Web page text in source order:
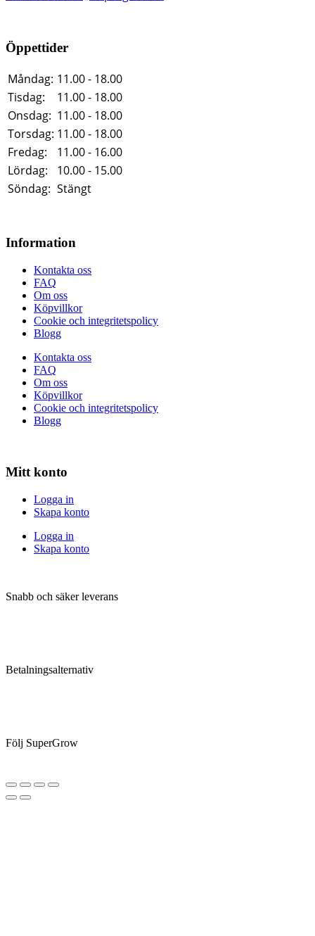
Öppettider
Måndag: 11.00 - 18.00
Tisdag:
11.00 - 18.00
Onsdag: 11.00 - 18.00
Torsdag: 11.00 - 18.00
Fredag:
11.00 - 16.00
Lördag:
10.00 - 15.00
Söndag: Stängt
Information
Kontakta oss
FAQ
Om oss
Köpvillkor
Cookie och integritetspolicy
Blogg
Kontakta oss
FAQ
Om oss
Köpvillkor
Cookie och integritetspolicy
Blogg
Mitt konto
Logga in
Skapa konto
Logga in
Skapa konto
Snabb och säker leverans
Betalningsalternativ
Följ SuperGrow